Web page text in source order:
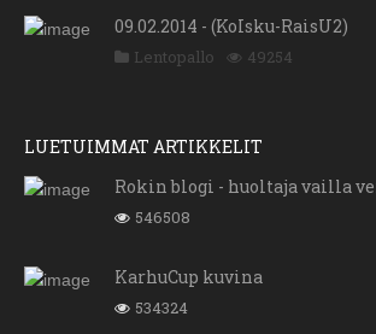
09.02.2014 - (KoIsku-RaisU2)
Lentopallo 49254
LUETUIMMAT ARTIKKELIT
Rokin blogi - huoltaja vailla
546508
KarhuCup kuvina
534324